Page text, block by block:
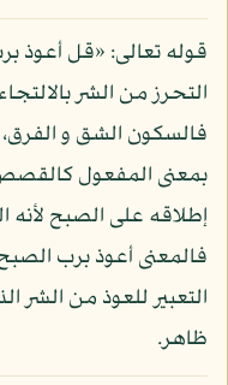
قوله تعالى: «قل أعوذ
التحرز من الشر
فالسكون الشق و
بمعنى المفعول
إطلاقه على الصبح
فالمعنى أعوذ برب
التعبير للعوذ من الشر
ظاهر.